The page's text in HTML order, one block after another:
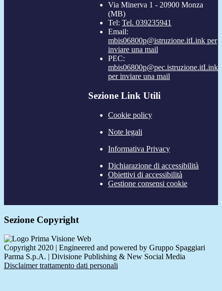
Via Minerva 1 - 20900 Monza
(MB)
Tel: Tel. 039235941
Email:
mbis06800p@istruzione.itLink per
inviare una mail
PEC:
mbis06800p@pec.istruzione.itLink
per inviare una mail
Sezione Link Utili
Cookie policy
Note legali
Informativa Privacy
Dichiarazione di accessibilità
Obiettivi di accessibilità
Gestione consensi cookie
Sezione Copyright
Copyright 2020 | Engineered and powered by Gruppo Spaggiari
Parma S.p.A. | Divisione Publishing & New Social Media
Disclaimer trattamento dati personali